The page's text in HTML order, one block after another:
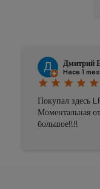
Дмитрий
Hace 1 mes
star star star star star
Покупал здесь
Моментальная
большое!!!!